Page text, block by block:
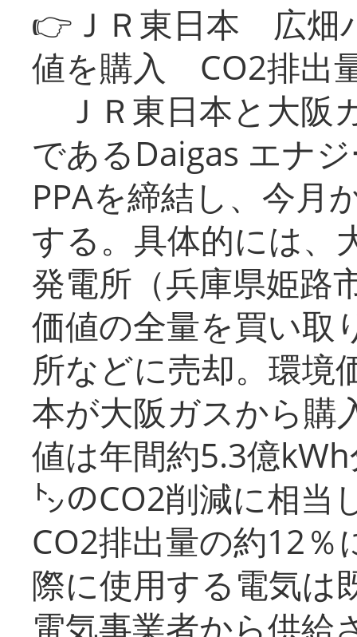
👉ＪＲ東日本 広畑
値を購入 CO2排出
ＪＲ東日本と大阪
であるDaigas エナ
PPAを締結し、今月
する。具体的には、
発電所（兵庫県姫路
価値の全量を買い取
所などに売却。環境
本が大阪ガスから購
値は年間約5.3億
㌧のCO2削減に相当
CO2排出量の約12％
際に使用する電気は
電気事業者から供給